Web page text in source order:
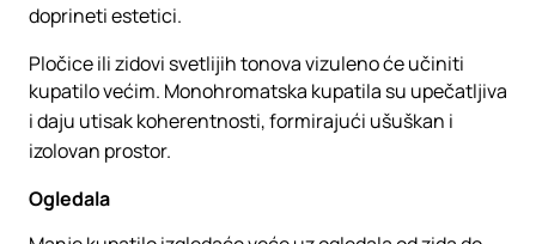
doprineti estetici.
Pločice ili zidovi svetlijih tonova vizuleno će učiniti
kupatilo većim. Monohromatska kupatila su upečatljiva
i daju utisak koherentnosti, formirajući ušuškan i
izolovan prostor.
Ogledala